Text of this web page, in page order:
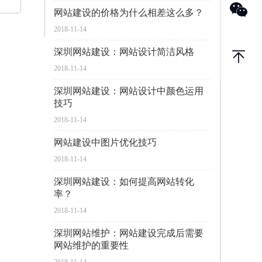
网站建设的价格为什么相差这么多？
2018-11-14
深圳网站建设：网站设计简洁风格
2018-11-14
深圳网站建设：网站设计中颜色运用
技巧
2018-11-14
网站建设中图片优化技巧
2018-11-14
深圳网站建设：如何提高网站转化
率？
2018-11-14
深圳网站维护：网站建设完成后需要
网站维护的重要性